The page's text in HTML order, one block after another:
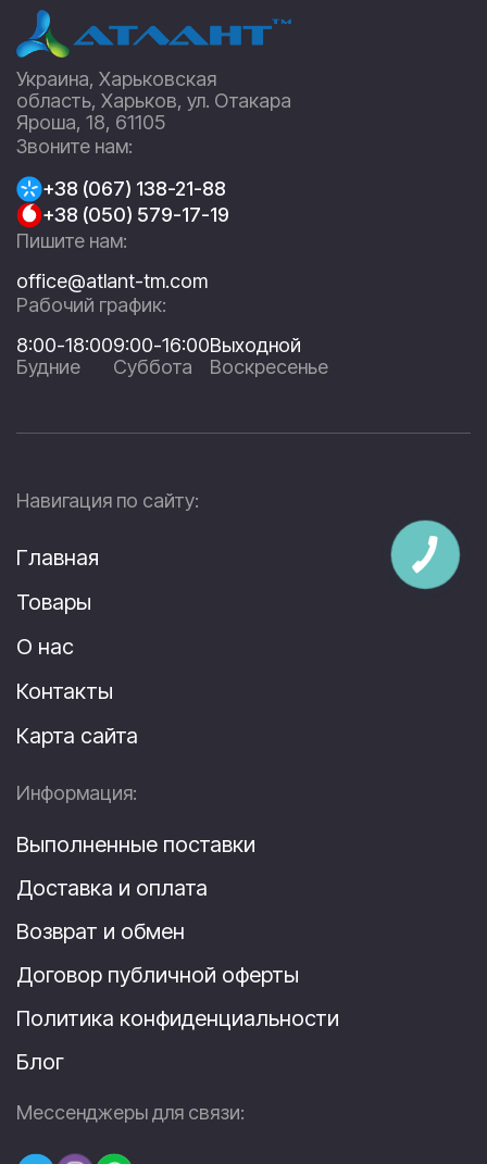
Украина, Харьковская
область, Харьков, ул. Отакара
Яроша, 18, 61105
Звоните нам:
+38 (067) 138-21-88
+38 (050) 579-17-19
Пишите нам:
office@atlant-tm.com
Рабочий график:
8:00-18:00
Будние
9:00-16:00
Суббота
Выходной
Воскресенье
Навигация по сайту:
Главная
Товары
О нас
Контакты
Карта сайта
Информация:
Выполненные поставки
Доставка и оплата
Возврат и обмен
Договор публичной оферты
Политика конфиденциальности
Блог
Мессенджеры для связи: